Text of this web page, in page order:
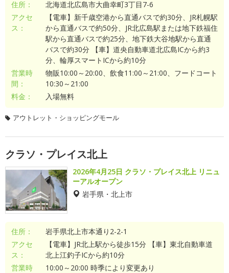
住所：
北海道北広島市大曲幸町3丁目7-6
アクセ
ス：
【電車】新千歳空港から直通バスで約30分、JR札幌駅
から直通バスで約50分、JR北広島駅または地下鉄福住
駅から直通バスで約25分、地下鉄大谷地駅から直通
バスで約30分 【車】道央自動車道北広島ICから約3
分、輪厚スマートICから約10分
営業時
間：
物販10:00～20:00、飲食11:00～21:00、フードコート
10:30～21:00
料金：
入場無料
アウトレット・ショッピングモール
クラソ・プレイス北上
2026年4月25日 クラソ・プレイス北上 リニュ
ーアルオープン
岩手県・北上市
住所：
岩手県北上市本通り2-2-1
アクセ
ス：
【電車】JR北上駅から徒歩15分 【車】東北自動車道
北上江釣子ICから約10分
営業時
10:00～20:00 時季により変更あり